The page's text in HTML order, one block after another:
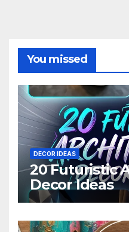
You missed
DECOR IDEAS
20 Futuristic
Decor Ideas